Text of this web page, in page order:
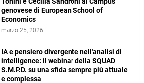
genovese di European School of
Economics
marzo 25, 2026
IA e pensiero divergente nell'analisi di
intelligence: il webinar della SQUAD
S.M.P.D. su una sfida sempre più attuale
e complessa